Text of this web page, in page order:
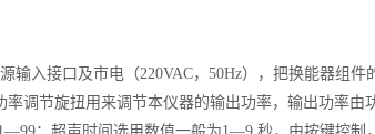
入接口及市电（220VAC，50Hz），把换能器组件
调节旋扭用来调节本仪器的输出功率，输出功率由